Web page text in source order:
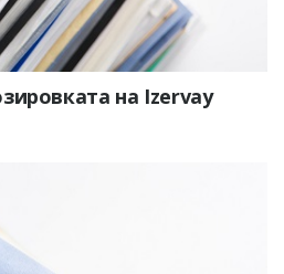
на Izervay